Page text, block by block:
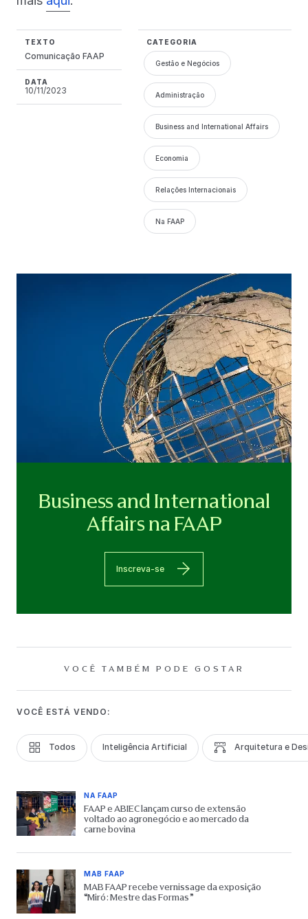
TEXTO
Comunicação FAAP
DATA
10/11/2023
CATEGORIA
Gestão e Negócios
Administração
Business and International Affairs
Economia
Relações Internacionais
Na FAAP
Business and International
Affairs na FAAP
Inscreva-se
VOCÊ TAMBÉM PODE GOSTAR
VOCÊ ESTÁ VENDO:
Todos Inteligência Artificial Arquitetura e
NA FAAP
FAAP e ABIEC lançam curso de extensão
voltado ao agronegócio e ao mercado da
carne bovina
MAB FAAP
MAB FAAP recebe vernissage da exposição
“Miró: Mestre das Formas”